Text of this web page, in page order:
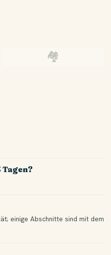
🏘
Tagen?
einige Abschnitte sind mit dem